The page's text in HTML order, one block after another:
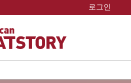
로그인